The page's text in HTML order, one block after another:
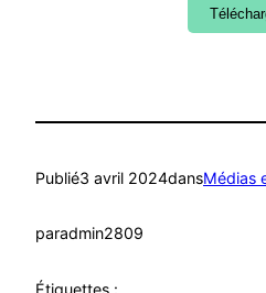
Publié3 avril 2024dansMédias
paradmin2809
Étiquettes :